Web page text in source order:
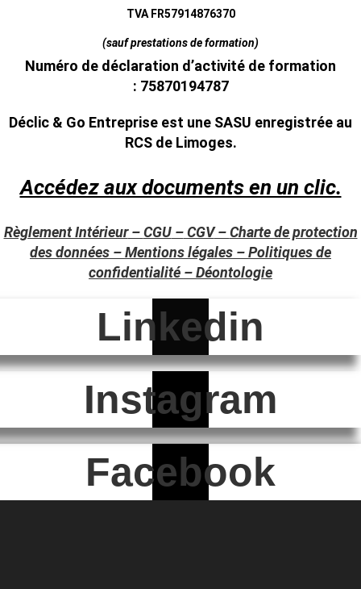
TVA FR57914876370
(sauf prestations de formation)
Numéro de déclaration d’activité de formation
: 75870194787
Déclic & Go Entreprise est une SASU enregistrée au
RCS de Limoges.
Accédez aux documents en un clic.
Règlement Intérieur–CGU–CGV–Charte de protection
des données –Mentions légales –Politiques de
confidentialité –Déontologie
Linkedin
Instagram
Facebook